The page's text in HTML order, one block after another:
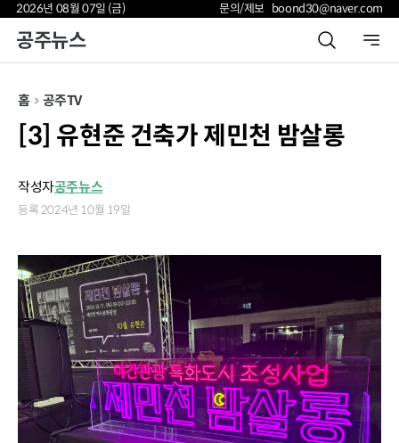
2026년 08월 07일 (금) 문의/제보 boond30@naver.com
공주뉴스
홈 공주TV
[3] 유현준 건축가 제민천 밤살롱
작성자공주뉴스
등록 2024년 10월 19일